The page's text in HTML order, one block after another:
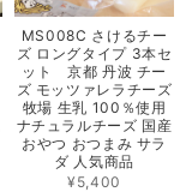
MS008C さけるチー
ズ ロングタイプ 3本セ
ット 京都 丹波 チー
ズ モッツァレラチーズ
牧場 生乳 100％使用
ナチュラルチーズ 国産
おやつ おつまみ サラ
ダ 人気商品
¥5,400